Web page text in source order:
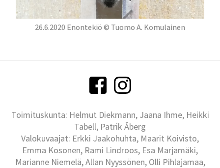
26.6.2020 Enontekiö © Tuomo A. Komulainen
Toimituskunta: Helmut Diekmann, Jaana Ihme, Heikki
Tabell, Patrik Åberg
Valokuvaajat: Erkki Jaakohuhta, Maarit Koivisto,
Emma Kosonen, Rami Lindroos, Esa Marjamäki,
Marianne Niemelä, Allan Nyyssönen, Olli Pihlajamaa,